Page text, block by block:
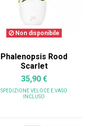
Non disponibile
Phalenopsis Rood
Scarlet
35,90 €
SPEDIZIONE VELOCE E VASO
INCLUSO